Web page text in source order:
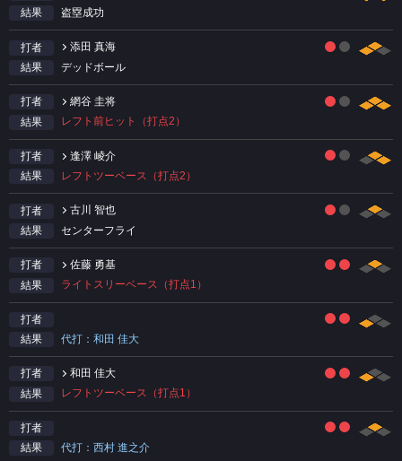
結果
盗塁成功
打者
添田 真海
結果
デッドボール
打者
網谷 圭将
結果
レフト前ヒット（打点2）
打者
逢澤 崚介
結果
レフトツーベース（打点2）
打者
古川 智也
結果
センターフライ
打者
佐藤 勇基
結果
ライトスリーベース（打点1）
打者
結果
代打：和田 佳大
打者
和田 佳大
結果
レフトツーベース（打点1）
打者
結果
代打：西村 進之介